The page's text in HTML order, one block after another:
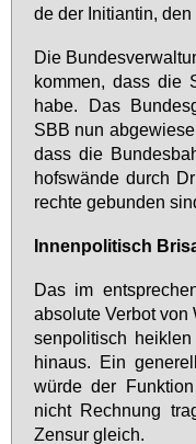
de der In­iti­an­tin,
Die
kom­men, dass die
ha­be. Das
SBB nun
dass die
hofs­wän­de durch
rech­te ge­bun­den
In­nen­po­li­tisch
Das im
ab­so­lu­te Ver­bot
sen­po­li­tisch
hin­aus. Ein
wür­de der
nicht Rech­nung
Zen­sur gleich.